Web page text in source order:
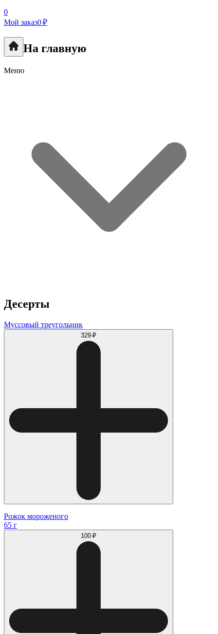
0
Мой заказ0 ₽
На главную
Меню
Десерты
Муссовый треугольник
329 ₽
Рожок мороженого
65 г
100 ₽